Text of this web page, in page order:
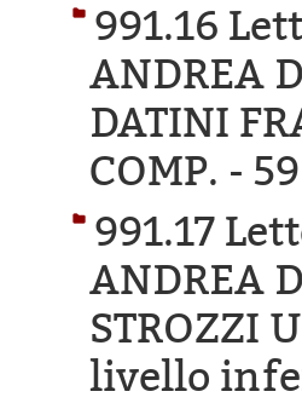
991.16
ANDREA
DATINI
COMP. -
991.17
ANDREA
STROZZI
livello